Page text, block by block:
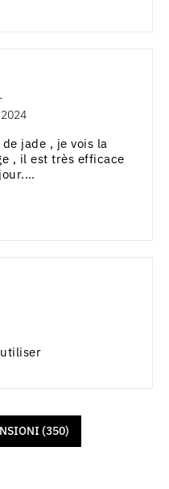
jade , je vois la
, il est très efficace
à utiliser
(350)